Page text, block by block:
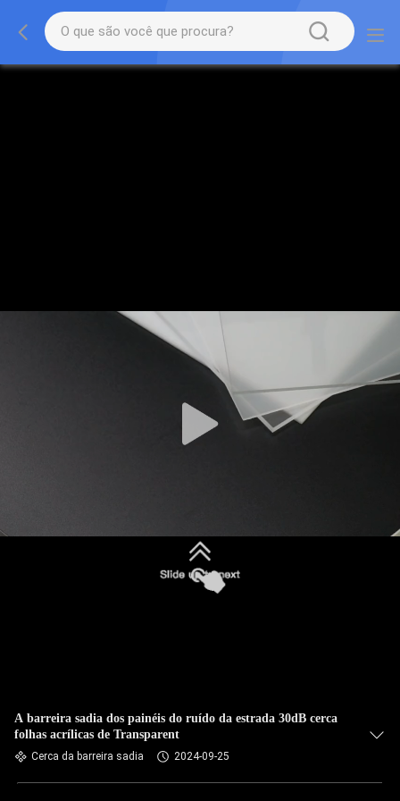
A barreira sadia dos painéis do ruído da estrada 30dB cerca
folhas acrílicas de Transparent
Cerca da barreira sadia 2024-09-25